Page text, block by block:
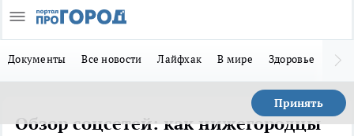
Документы Все новости Лайфхак В мире Здоровье
Принять
Обзор соцсетей: как нижегородцы